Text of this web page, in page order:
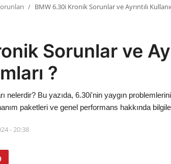
BMW 6.30i Kronik Sorunlar ve Ayrıntılı
Sorunlar ve
?
Bu yazıda, 6.30i'nin yaygın problemlerini
paketleri ve genel performans hakkında
- 20:38